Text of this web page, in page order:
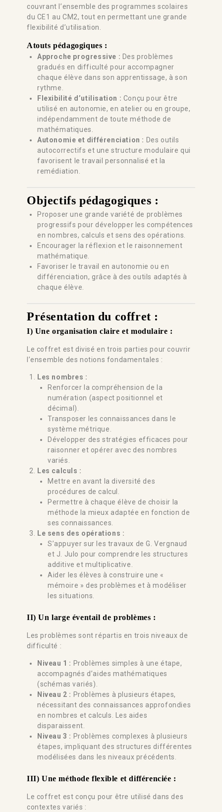
couvrant l’ensemble des programmes scolaires
du CE1 au CM2, tout en permettant une grande
flexibilité d’utilisation.
Atouts pédagogiques :
Approche progressive : Des problèmes
gradués en difficulté pour accompagner
chaque élève dans son apprentissage, à son
rythme.
Flexibilité d’utilisation : Conçu pour être
utilisé en autonomie, en atelier ou en groupe,
indépendamment de toute méthode de
mathématiques.
Autonomie et différenciation : Des outils
autocorrectifs et une structure modulaire qui
favorisent le travail personnalisé et la
remédiation.
Objectifs pédagogiques :
Proposer une grande variété de problèmes
progressifs pour développer les compétences
en nombres, calculs et sens des opérations.
Encourager la réflexion et le raisonnement
mathématique.
Favoriser le travail en autonomie ou en
différenciation, grâce à des outils adaptés à
chaque élève.
Présentation du coffret :
I) Une organisation claire et modulaire :
Le coffret est divisé en trois parties pour couvrir
l’ensemble des notions fondamentales :
Les nombres :
Renforcer la compréhension de la
numération (aspect positionnel et
décimal).
Transposer les connaissances dans le
système métrique.
Développer des stratégies efficaces pour
raisonner et opérer avec des nombres
variés.
Les calculs :
Mettre en avant la diversité des
procédures de calcul.
Permettre à chaque élève de choisir la
méthode la mieux adaptée en fonction de
ses connaissances.
Le sens des opérations :
S’appuyer sur les travaux de G. Vergnaud
et J. Julo pour comprendre les structures
additive et multiplicative.
Aider les élèves à construire une «
mémoire » des problèmes et à modéliser
les situations.
II) Un large éventail de problèmes :
Les problèmes sont répartis en trois niveaux de
difficulté :
Niveau 1 : Problèmes simples à une étape,
accompagnés d’aides mathématiques
(schémas variés).
Niveau 2 : Problèmes à plusieurs étapes,
nécessitant des connaissances approfondies
en nombres et calculs. Les aides
disparaissent.
Niveau 3 : Problèmes complexes à plusieurs
étapes, impliquant des structures différentes
modélisées dans les niveaux précédents.
III) Une méthode flexible et différenciée :
Le coffret est conçu pour être utilisé dans des
contextes variés :